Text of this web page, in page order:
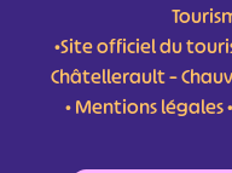
•Site officiel du
Châtellerault –
•Mentions légales•